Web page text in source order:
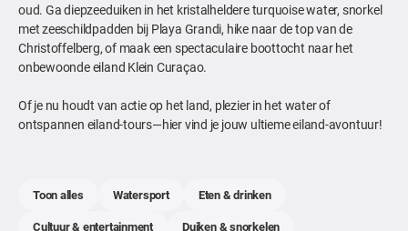
oud. Ga diepzeeduiken in het kristalheldere turquoise water, snorkel
met zeeschildpadden bij Playa Grandi, hike naar de top van de
Christoffelberg, of maak een spectaculaire boottocht naar het
onbewoonde eiland Klein Curaçao.
Of je nu houdt van actie op het land, plezier in het water of
ontspannen eiland-tours—hier vind je jouw ultieme eiland-avontuur!
Toon alles Watersport
Eten & drinken
Cultuur & entertainment
Duiken & snorkelen